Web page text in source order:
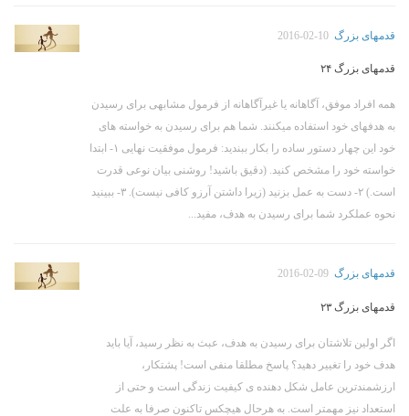
قدمهای بزرگ 2016-02-10
قدمهای بزرگ ۲۴
همه افراد موفق، آگاهانه یا غیرآگاهانه از فرمول مشابهی برای رسیدن
به هدفهای خود استفاده میکنند. شما هم برای رسیدن به خواسته های
خود این چهار دستور ساده را بکار ببندید: فرمول موفقیت نهایی ۱- ابتدا
خواسته خود را مشخص کنید. (دقیق باشید! روشنی بیان نوعی قدرت
است.) ۲- دست به عمل بزنید (زیرا داشتن آرزو کافی نیست). ۳- ببینید
نحوه عملکرد شما برای رسیدن به هدف، مفید...
قدمهای بزرگ 2016-02-09
قدمهای بزرگ ۲۳
اگر اولین تلاشتان برای رسیدن به هدف، عبث به نظر رسید، آیا باید
هدف خود را تغییر دهید؟ پاسخ مطلقا منفی است! پشتکار،
ارزشمندترین عامل شکل دهنده ی کیفیت زندگی است و حتی از
استعداد نیز مهمتر است. به هرحال هیچکس تاکنون صرفا به علت